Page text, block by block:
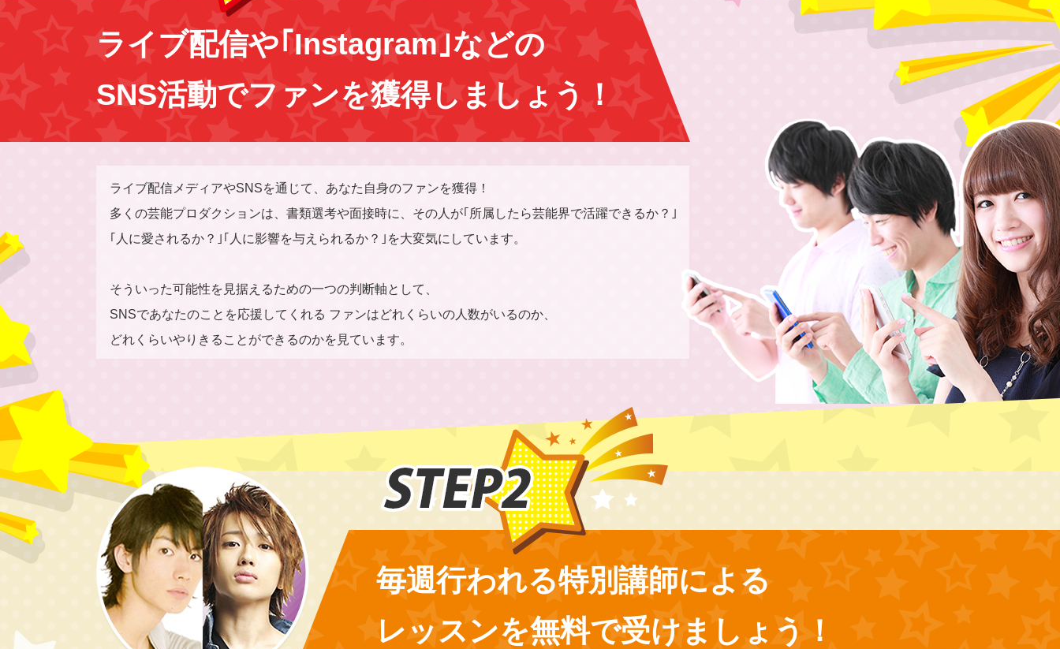
ライブ配信や｢Instagram｣などの
SNS活動でファンを獲得しましょう！
ライブ配信メディアやSNSを通じて、あなた自身のファンを獲得！
多くの芸能プロダクションは、書類選考や面接時に、その人が｢所属したら芸能界で活躍できるか？｣
｢人に愛されるか？｣｢人に影響を与えられるか？｣を大変気にしています。
そういった可能性を見据えるための一つの判断軸として、
SNSであなたのことを応援してくれる ファンはどれくらいの人数がいるのか、
どれくらいやりきることができるのかを見ています。
毎週行われる特別講師による
レッスンを無料で受けましょう！